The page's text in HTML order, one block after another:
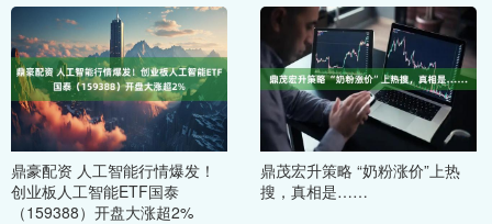
鼎豪配资 人工智能行情爆发！
创业板人工智能ETF国泰
（159388）开盘大涨超2%
鼎茂宏升策略 “奶粉涨价”上热
搜，真相是……